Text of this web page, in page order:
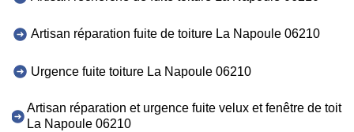
Artisan réparation fuite de toiture La Napoule 06210
Urgence fuite toiture La Napoule 06210
Artisan réparation et urgence fuite velux et fenêtre de toit
La Napoule 06210